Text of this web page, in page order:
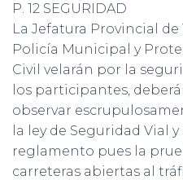
P. 12 SEGURIDAD
La Jefatura Provincial de
Policía Municipal y
Civil velarán por la
los participantes,
observar
la ley de Seguridad Vial y
reglamento pues la
carreteras abiertas al